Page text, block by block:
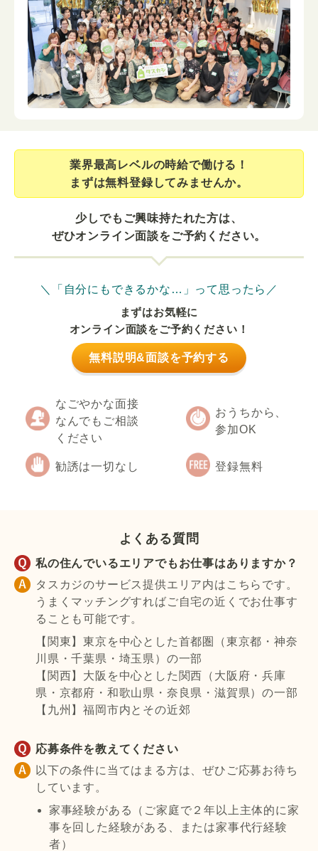
業界最⾼レベルの時給で働ける！
まずは無料登録してみませんか。
少しでもご興味持たれた方は、
ぜひオンライン面談をご予約ください。
＼「自分にもできるかな…」って思ったら／
まずはお気軽に
オンライン面談をご予約ください！
無料説明&面談を予約する
なごやかな面接
なんでもご相談
ください
おうちから、
参加OK
勧誘は一切なし 登録無料
よくある質問
私の住んでいるエリアでもお仕事はありますか？
タスカジのサービス提供エリア内はこちらです。
うまくマッチングすればご自宅の近くでお仕事す
ることも可能です。
【関東】東京を中心とした首都圏（東京都・神奈
川県・千葉県・埼玉県）の一部
【関西】大阪を中心とした関西（大阪府・兵庫
県・京都府・和歌山県・奈良県・滋賀県）の一部
【九州】福岡市内とその近郊
応募条件を教えてください
以下の条件に当てはまる方は、ぜひご応募お待ち
しています。
家事経験がある（ご家庭で２年以上主体的に家
事を回した経験がある、または家事代行経験
者）